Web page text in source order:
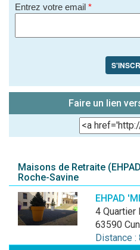
Entrez votre email *
Faire un lien
Maisons de Retraite
Roche-Savine
EHPAD
4
63590
Distance :